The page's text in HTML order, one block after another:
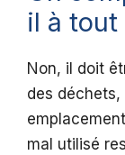
il à tout
Non, il doit
des
mal utilisé